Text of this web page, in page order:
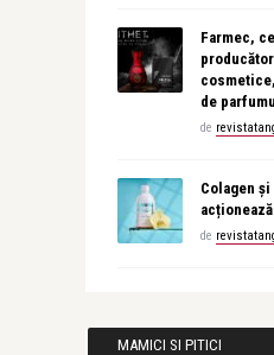
Farmec,
de
de
Colagen
de
MAMICI SI PITICI